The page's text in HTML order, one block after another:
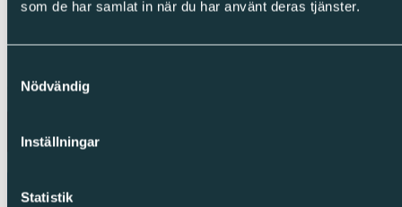
som de har samlat in när du har använt deras tjänster.
Nödvändig
Inställningar
Statistik
Integritetspolicy
Copyright © Sparc Group AB (publ)